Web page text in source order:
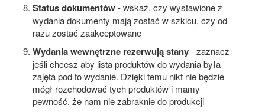
Status dokumentów- wskaż, czy wystawione z
wydania dokumenty mają zostać w szkicu, czy od
razu zostać zaakceptowane
Wydania wewnętrzne rezerwują stany- zaznacz
jeśli chcesz aby lista produktów do wydania była
zajęta pod to wydanie. Dzięki temu nikt nie będzie
mógł rozchodować tych produktów i mamy
pewność, że nam nie zabraknie do produkcji